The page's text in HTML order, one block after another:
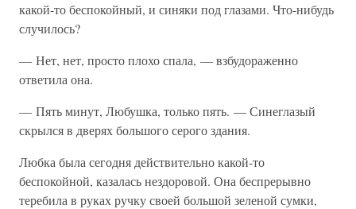
какой-то беспокойный, и синяки под глазами. Что-нибудь
случилось?
— Нет, нет, просто плохо спала, — взбудораженно
ответила она.
— Пять минут, Любушка, только пять. — Синеглазый
скрылся в дверях большого серого здания.
Любка была сегодня действительно какой-то
беспокойной, казалась нездоровой. Она беспрерывно
теребила в руках ручку своей большой зеленой сумки,